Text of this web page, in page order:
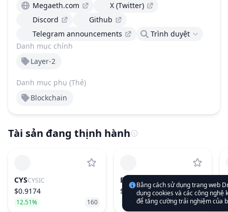
Danh mục chính
Layer-2
Danh mục phụ (Thẻ)
Blockchain
Megaeth.com
X (Twitter)
Discord
Github
Telegram announcements
Trình duyệt
Tài sản đang thịnh hành
CYSCYSIC
$0.9174
12.51% 160
BTCBITCOIN
$65,163.77
0.56% 1
Bằng cách sử dụng trang web
dụng cookies và các công nghệ
để tăng cường trải nghiệm của